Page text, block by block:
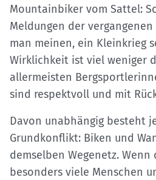
Mountainbiker vom Sattel:
Meldungen der
man meinen, ein Kleinkrieg
Wirklichkeit ist viel weniger
allermeisten
sind respektvoll und mit
Davon unabhängig besteht
Grundkonflikt: Biken und
demselben Wegenetz. Wenn
besonders viele Menschen